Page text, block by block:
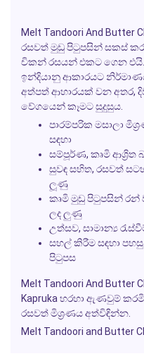
Melt Tandoori And Butter
රසවත් මුඩු පිටුපසින් සකස්
චිකන් රසයන් එකට ගෙන
ඉන්දියානු ආකාරයට
අත්පත් ආහාරයක් වන අතර,
වේගයෙන් කෑමට සුදුසුය.
පාරම්පරික මසාලා
සඳහා
සම්පූර්ණ, කෘමි ආශ්‍රිත
සුවඳ සහිත, රසවත්
ලූණු
කෘමි මුඩු පිටුපසින්
ලද ලුණු
උත්සව, සාමාන්‍ය
සහල් කිරීම සඳහා පහසු
පිටුපස
Melt Tandoori And Butter
Kapruka හරහා ඇණවුම්
රසවත් මිශ්‍රණය අත්විඳින්න.
Melt Tandoori and Butter